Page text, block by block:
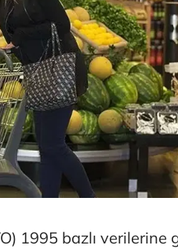
1995 bazlı verilerine